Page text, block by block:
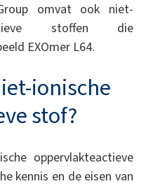
omvat ook niet-
stoffen die
EXOmer L64.
ionische
stof?
oppervlakteactieve
kennis en de eisen van